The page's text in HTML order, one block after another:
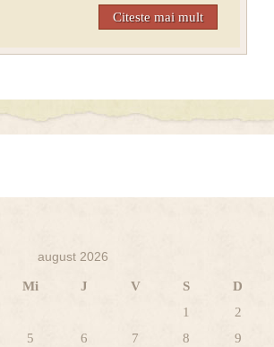
Citeste mai mult
august 2026
Mi J V S
D
1
2
5 6 7 8
9